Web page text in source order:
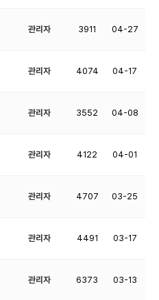
관리자 3911 04-27
관리자 4074 04-17
관리자 3552 04-08
관리자 4122 04-01
관리자 4707 03-25
관리자 4491 03-17
관리자 6373 03-13